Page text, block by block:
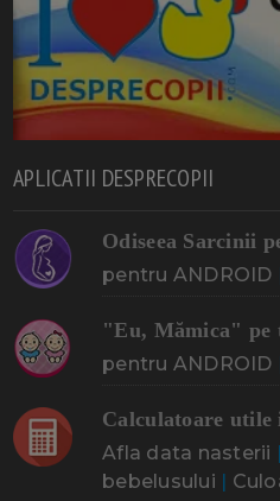
APLICATII DESPRECOPII
Odiseea Sarcinii
pentru ANDROID
"Eu, Mămica" pe
pentru ANDROID
Calculatoare utile
Afla data nasterii
bebelusului